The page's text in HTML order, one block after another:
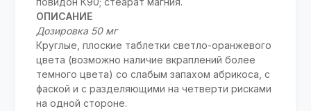
ОПИСАНИЕ
Дозировка 50 мг
Круглые, плоские таблетки светло-оранжевого
цвета (возможно наличие вкраплений более
темного цвета) со слабым запахом абрикоса, с
фаской и с разделяющими на четверти рисками
на одной стороне.